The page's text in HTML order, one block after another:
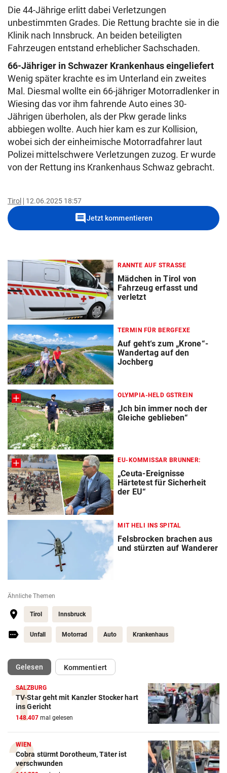
Die 44-Jährige erlitt dabei Verletzungen
unbestimmten Grades. Die Rettung brachte sie in die
Klinik nach Innsbruck. An beiden beteiligten
Fahrzeugen entstand erheblicher Sachschaden.
66-Jähriger in Schwazer Krankenhaus eingeliefert
Wenig später krachte es im Unterland ein zweites
Mal. Diesmal wollte ein 66-jähriger Motorradlenker in
Wiesing das vor ihm fahrende Auto eines 30-
Jährigen überholen, als der Pkw gerade links
abbiegen wollte. Auch hier kam es zur Kollision,
wobei sich der einheimische Motorradfahrer laut
Polizei mittelschwere Verletzungen zuzog. Er wurde
von der Rettung ins Krankenhaus Schwaz gebracht.
Tirol 12.06.2025 18:57
commentJetzt kommentieren
RANNTE AUF STRASSE
Mädchen in Tirol von
Fahrzeug erfasst und
verletzt
TERMIN FÜR BERGFEXE
Auf geht‘s zum „Krone“-
Wandertag auf den
Jochberg
OLYMPIA-HELD GSTREIN
„Ich bin immer noch der
Gleiche geblieben“
EU-KOMMISSAR BRUNNER:
„Ceuta-Ereignisse
Härtetest für Sicherheit
der EU“
MIT HELI INS SPITAL
Felsbrocken brachen aus
und stürzten auf Wanderer
Ähnliche Themen
Tirol Innsbruck
Unfall Motorrad Auto Krankenhaus
Gelesen(ausgewählt)Kommentiert
SALZBURG
TV-Star geht mit Kanzler Stocker hart
ins Gericht
148.407 mal gelesen
WIEN
Cobra stürmt Dorotheum, Täter ist
verschwunden